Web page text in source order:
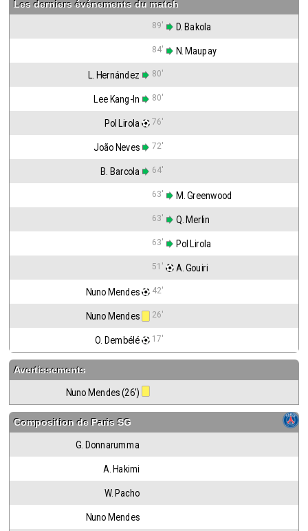
Les derniers événements du match
89' D. Bakola
84' N. Maupay
L. Hernández 80'
Lee Kang-In 80'
Pol Lirola 76'
João Neves 72'
B. Barcola 64'
63' M. Greenwood
63' Q. Merlin
63' Pol Lirola
51' A. Gouiri
Nuno Mendes 42'
Nuno Mendes 26'
O. Dembélé 17'
Avertissements
Nuno Mendes (26')
Composition de Paris SG
G. Donnarumma
A. Hakimi
W. Pacho
Nuno Mendes